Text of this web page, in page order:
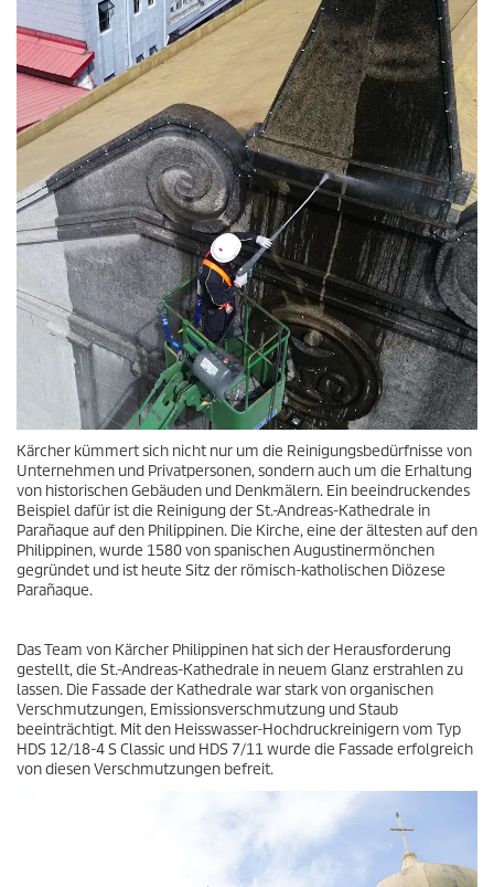
Kärcher kümmert sich nicht nur um die Reinigungsbedürfnisse von
Unternehmen und Privatpersonen, sondern auch um die Erhaltung
von historischen Gebäuden und Denkmälern. Ein beeindruckendes
Beispiel dafür ist die Reinigung der St.-Andreas-Kathedrale in
Parañaque auf den Philippinen. Die Kirche, eine der ältesten auf den
Philippinen, wurde 1580 von spanischen Augustinermönchen
gegründet und ist heute Sitz der römisch-katholischen Diözese
Parañaque.
Das Team von Kärcher Philippinen hat sich der Herausforderung
gestellt, die St.-Andreas-Kathedrale in neuem Glanz erstrahlen zu
lassen. Die Fassade der Kathedrale war stark von organischen
Verschmutzungen, Emissionsverschmutzung und Staub
beeinträchtigt. Mit den Heisswasser-Hochdruckreinigern vom Typ
HDS 12/18-4 S Classic und HDS 7/11 wurde die Fassade erfolgreich
von diesen Verschmutzungen befreit.